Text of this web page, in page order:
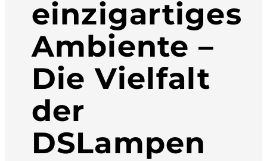
einzigartiges
Ambiente –
Die Vielfalt
der
DSLampen